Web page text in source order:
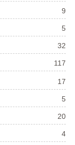
9
5
32
117
17
5
20
4